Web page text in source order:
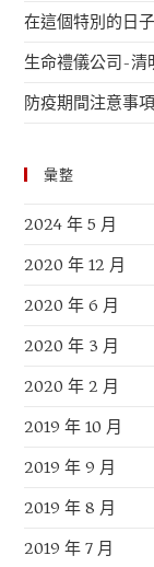
在這個特別的日
生命禮儀公司-
防疫期間注意事
彙整
2024 年 5 月
2020 年 12 月
2020 年 6 月
2020 年 3 月
2020 年 2 月
2019 年 10 月
2019 年 9 月
2019 年 8 月
2019 年 7 月